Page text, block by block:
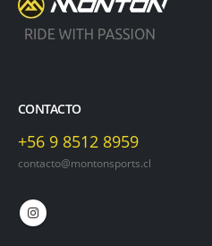
CONTACTO
+56 9 8512 8959
contacto@montonsports.cl